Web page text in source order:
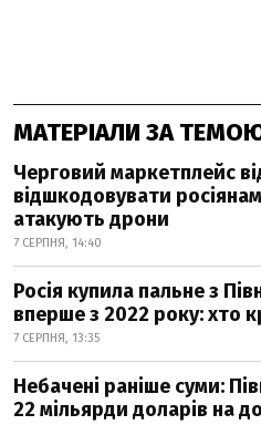
МАТЕРІАЛИ ЗА
Черговий маркетплейс
відшкодовувати
атакують дрони
7 СЕРПНЯ, 14:40
Росія купила пальне з
вперше з 2022 року: хто
7 СЕРПНЯ, 13:35
Небачені раніше суми:
22 мільярди доларів на